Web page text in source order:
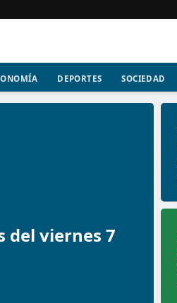
DEPORTES SOCIEDAD
del viernes 7